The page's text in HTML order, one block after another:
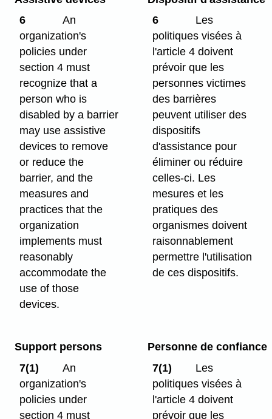
6
An
organization's
policies under
section 4 must
recognize that a
person who is
disabled by a barrier
may use assistive
devices to remove
or reduce the
barrier, and the
measures and
practices that the
organization
implements must
reasonably
accommodate the
use of those
devices.
6
Les
politiques visées à
l'article 4 doivent
prévoir que les
personnes victimes
des barrières
peuvent utiliser des
dispositifs
d'assistance pour
éliminer ou réduire
celles-ci. Les
mesures et les
pratiques des
organismes doivent
raisonnablement
permettre l'utilisation
de ces dispositifs.
Support persons
7(1)
An
organization's
policies under
section 4 must
Personne de confiance
7(1)
Les
politiques visées à
l'article 4 doivent
prévoir que les